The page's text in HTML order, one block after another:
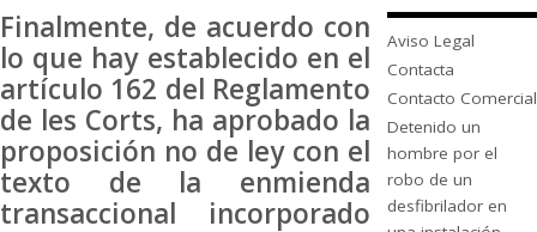
Finalmente, de acuerdo con
lo que hay establecido en el
artículo 162 del Reglamento
de les Corts, ha aprobado la
proposición no de ley con el
texto de la enmienda
transaccional incorporado
Aviso Legal
Contacta
Contacto Comercial
Detenido un
hombre por el
robo de un
desfibrilador en